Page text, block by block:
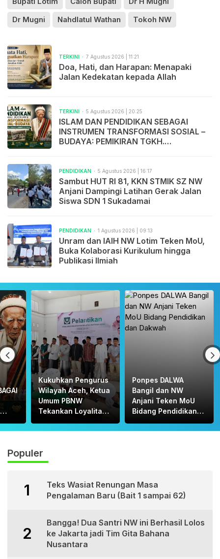
Dr Mugni
Nahdlatul Wathan Tokoh NW
TERKINI 7 Agustus 2026 | 11:21
Doa, Hati, dan Harapan: Menapaki
Jalan Kedekatan kepada Allah
TERKINI 5 Agustus 2026 | 20:25
ISLAM DAN PENDIDIKAN SEBAGAI
INSTRUMEN TRANSFORMASI SOSIAL –
BUDAYA: PEMIKIRAN TGKH.
PENDIDIKAN 5 Agustus 2026 | 16:17
Sambut HUT RI 81, KKN STMIK SZ NW
Anjani Dampingi Latihan Gerak Jalan
Siswa SDN 1 Sukadamai
PENDIDIKAN 1 Agustus 2026 | 09:13
Unram dan IAIH NW Lotim Teken MoU,
Buka Kolaborasi Kurikulum hingga
Publikasi Ilmiah
Kukuhkan Pengurus
Wilayah Aceh, Ketua
Umum PBNW
Tekankan Loyalitas
dan Filosofi
“MAULANA”
Ponpes DALWA
Bangil dan NW
Anjani Teken MoU
Bidang Pendidikan
dan Dakwah
Populer
1
Teks Wasiat Renungan Masa
Pengalaman Baru (Bait 1 sampai 62)
2
Bangga! Dua Santri NW ini Berhasil Lolos
ke Jakarta jadi Tim Gita Bahana
Nusantara